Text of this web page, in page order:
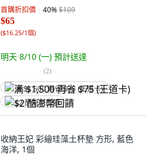
首購折扣價 40%$109
$65
($16.25/1個)
明天 8/10 (一) 預計送達
(2)
满 $1,500 再省 $75 (王道卡)
$2 酷澎幣回饋
收納王妃 彩繪珪藻土杯墊 方形, 藍色
海洋, 1個